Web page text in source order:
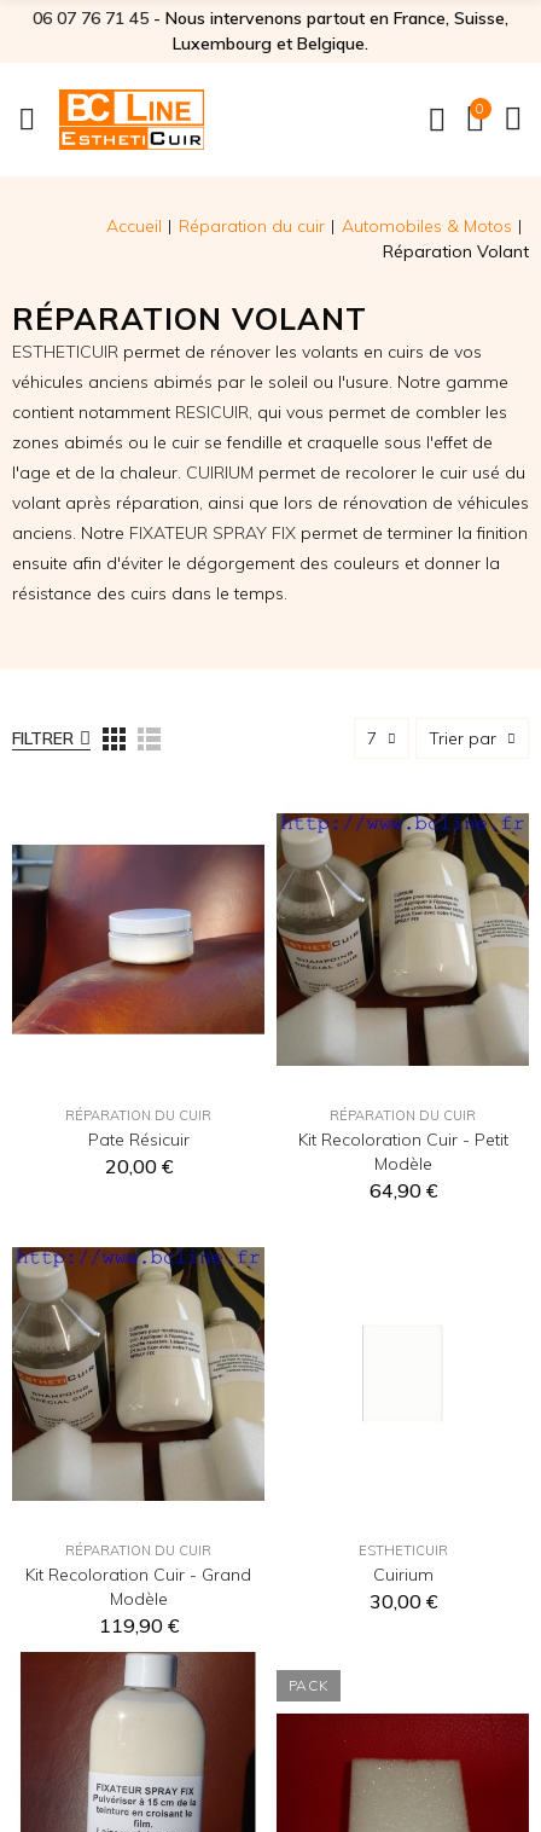
06 07 76 71 45‬ - Nous intervenons partout en France, Suisse,
Luxembourg et Belgique.
0
Accueil Réparation du cuir
Automobiles & Motos
Réparation Volant
RÉPARATION VOLANT
ESTHETICUIR permet de rénover les volants en cuirs de vos
véhicules anciens abimés par le soleil ou l'usure. Notre gamme
contient notamment RESICUIR, qui vous permet de combler les
zones abimés ou le cuir se fendille et craquelle sous l'effet de
l'age et de la chaleur. CUIRIUM permet de recolorer le cuir usé du
volant après réparation, ainsi que lors de rénovation de véhicules
anciens. Notre FIXATEUR SPRAY FIX permet de terminer la finition
ensuite afin d'éviter le dégorgement des couleurs et donner la
résistance des cuirs dans le temps.
FILTRER 7 Trier par
RÉPARATION DU CUIR
Pate Résicuir
20,00 €
RÉPARATION DU CUIR
Kit Recoloration Cuir - Petit
Modèle
64,90 €
RÉPARATION DU CUIR
Kit Recoloration Cuir - Grand
Modèle
119,90 €
ESTHETICUIR
Cuirium
30,00 €
PACK